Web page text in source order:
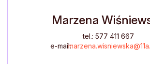
Marzena
tel.: 577 411 667
e-mail: